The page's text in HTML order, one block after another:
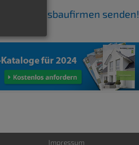
von Hausbaufirmen senden!
Impressum